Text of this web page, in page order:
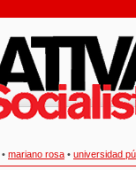
• mariano rosa • universidad